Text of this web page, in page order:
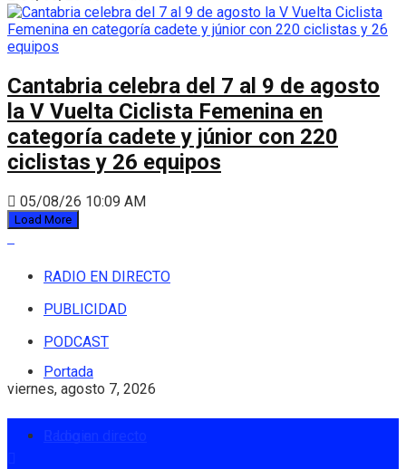
Cantabria celebra del 7 al 9 de agosto
la V Vuelta Ciclista Femenina en
categoría cadete y júnior con 220
ciclistas y 26 equipos
05/08/26 10:09 AM
Load More
RADIO EN DIRECTO
PUBLICIDAD
PODCAST
viernes, agosto 7, 2026
Portada